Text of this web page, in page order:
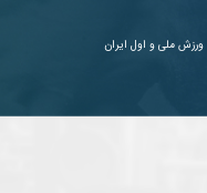
ورزش ملی و اول ایران